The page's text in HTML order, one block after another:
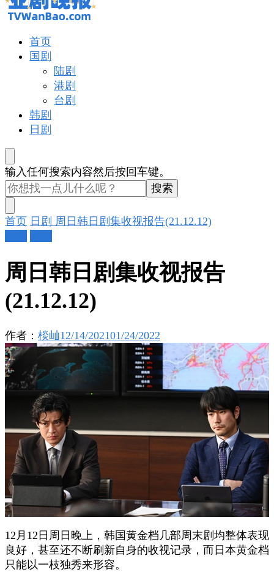
吗?
亚剧晚报
戏里戏外看亚洲
首页
国剧
陆剧
港剧
台剧
韩剧
日剧
找
什
么
东
西
吗?
输入任何搜索内容然后按回车键。
首页 日剧 周日韩日剧集收视报告(21.12.12)
周日韩日剧集收视报告
(21.12.12)
作者： 棪屾12/14/202101/24/2022
12月12日周日晚上，韩国黄金档几部周末剧均整体表现
良好，甚至还不断刷新自身的收视记录，而日本黄金档
只能以一枝独秀来形容。